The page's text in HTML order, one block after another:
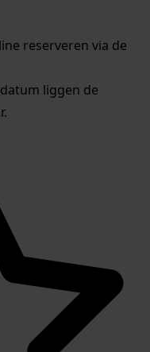
reserveren via de
liggen de